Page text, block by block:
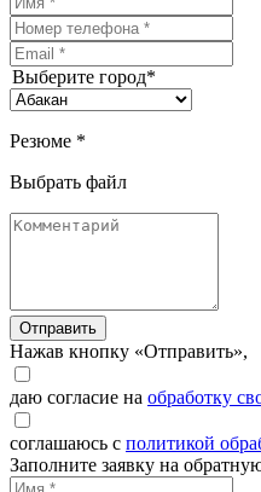
Выберите город*
Резюме *
Выбрать файл
Отправить
Нажав кнопку «Отправить»,
даю согласие на обработку
соглашаюсь с политикой
Заполните заявку на